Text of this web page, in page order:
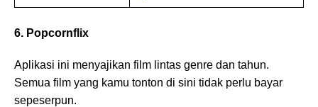
6. Popcornflix
Aplikasi ini menyajikan film lintas genre dan tahun.
Semua film yang kamu tonton di sini tidak perlu bayar
sepeserpun.